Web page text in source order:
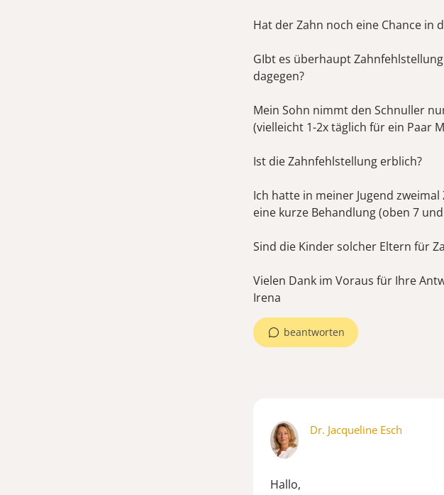
Hat der Zahn noch eine Chance in
GIbt es überhaupt
dagegen?
Mein Sohn nimmt den Schnuller
(vielleicht 1-2x täglich für ein Paar
Ist die Zahnfehlstellung erblich?
Ich hatte in meiner Jugend
eine kurze Behandlung (oben 7
Sind die Kinder solcher Eltern für
Vielen Dank im Voraus für Ihre
Irena
beantworten
Dr. Jacqueline Esch
Hallo,